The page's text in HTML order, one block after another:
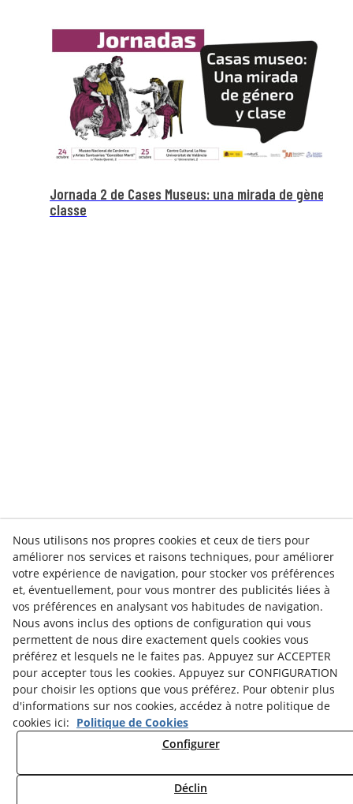
gènere i
EXPERIÈNCIES EN L'APLICACIÓ DE LA PERSPECTIVA
Notice Légale
Politique de Cookies
Politique de Confidentialité
Nous utilisons nos propres cookies et ceux de tiers pour
améliorer nos services et raisons techniques, pour améliorer
votre expérience de navigation, pour stocker vos préférences
et, éventuellement, pour vous montrer des publicités liées à
vos préférences en analysant vos habitudes de navigation.
Nous avons inclus des options de configuration qui vous
permettent de nous dire exactement quels cookies vous
préférez et lesquels ne le faites pas. Appuyez sur ACCEPTER
pour accepter tous les cookies. Appuyez sur CONFIGURATION
pour choisir les options que vous préférez. Pour obtenir plus
d'informations sur nos cookies, accédez à notre politique de
cookies ici: Politique de Cookies
Configurer
Déclin